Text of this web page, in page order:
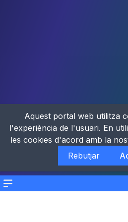
Menu
Aquest portal web utilitza
l'experiència de l'usuari. En
les cookies d'acord amb la
Rebutjar